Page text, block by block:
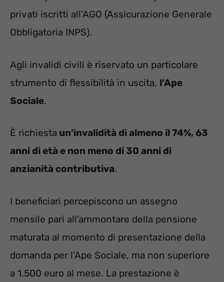
privati iscritti all’AGO (Assicurazione Generale
Obbligatoria INPS).
Agli invalidi civili è riservato un particolare
strumento di flessibilità in uscita, l’Ape
Sociale.
È richiesta un’invalidità di almeno il 74%, 63
anni di età e non meno di 30 anni di
anzianità contributiva.
I beneficiari percepiscono un assegno
mensile pari all’ammontare della pensione
maturata al momento di presentazione della
domanda per l’Ape Sociale, ma non superiore
a 1.500 euro al mese. La prestazione è